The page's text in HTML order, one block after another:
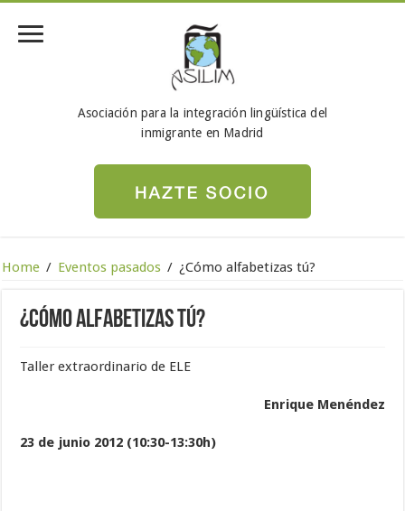
Asociación para la integración lingüística del
inmigrante en Madrid
Home / Eventos pasados / ¿Cómo alfabetizas tú?
¿Cómo alfabetizas tú?
Taller extraordinario de ELE
Enrique Menéndez
23 de junio 2012 (10:30-13:30h)